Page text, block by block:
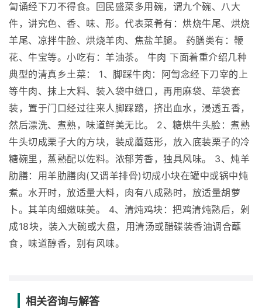
訇诵经下刀不得食。回民盛菜多用碗，谓九个碗、八大
件，讲究色、香、味、形。代表菜肴有：烘烧牛尾、烘烧
羊尾、凉拌牛脸、烘烧羊肉、焦盐羊腿。 药膳类有：鞭
花、牛宝等。小吃有：羊油茶。 牛肉 下面着重介绍几种
典型的清真乡土菜： 1、脚踩牛肉：阿訇念经下刀宰的上
等牛肉、抹上大料、装入袋中缝口，再用麻袋、草袋套
装，置于门口经过往来人脚踩踏，挤出血水，浸透五香，
然后漂洗、煮熟，味道鲜美无比。 2、糖烘牛头脸：煮熟
牛头切成栗子大的方块，装成蘑菇形，放入底装栗子的冷
糖碗里，蒸熟配以佐料。浓郁芳香，独具风味。 3、炖羊
肋膳：用羊肋膳肉(又谓羊排骨)切成小块在罐中或锅中炖
煮。水开时，放适量大料，肉有八成熟时，放适量胡萝
卜。其羊肉细嫩味美。 4、清炖鸡块：把鸡清炖熟后，剁
成18块，装入大碗或大盘，用清汤或醋碟装香油调合蘸
食，味道醇香，别有风味。
相关咨询与解答